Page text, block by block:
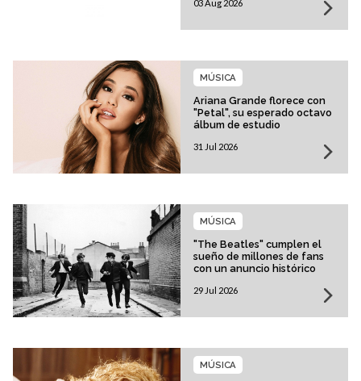
03 Aug 2026
Ariana Grande florece con
"Petal", su esperado octavo
álbum de estudio
MÚSICA
31 Jul 2026
"The Beatles" cumplen el
sueño de millones de fans
con un anuncio histórico
MÚSICA
29 Jul 2026
MÚSICA